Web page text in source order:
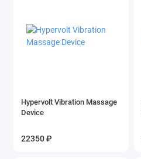
Hypervolt Vibration Massage
Device
22350 ₽